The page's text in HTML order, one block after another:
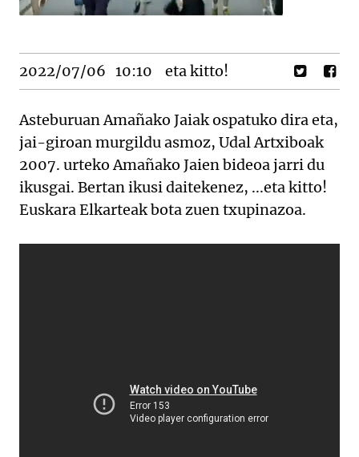
2022/07/06 10:10 eta kitto!
Asteburuan Amañako Jaiak ospatuko dira eta,
jai-giroan murgildu asmoz, Udal Artxiboak
2007. urteko Amañako Jaien bideoa jarri du
ikusgai. Bertan ikusi daitekenez, ...eta kitto!
Euskara Elkarteak bota zuen txupinazoa.